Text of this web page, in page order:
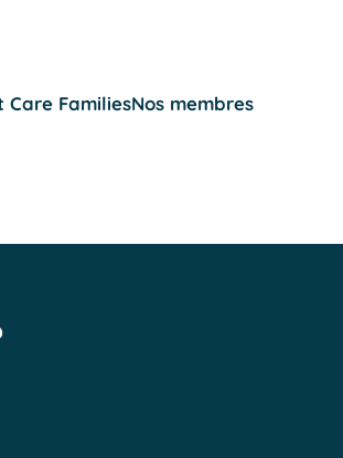
Care FamiliesNos membres